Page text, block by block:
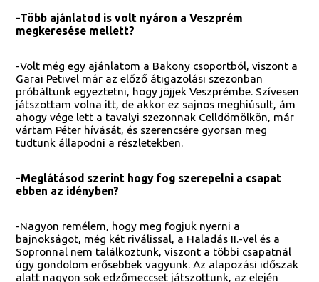
-Több ajánlatod is volt nyáron a Veszprém
megkeresése mellett?
-Volt még egy ajánlatom a Bakony csoportból, viszont a
Garai Petivel már az előző átigazolási szezonban
próbáltunk egyeztetni, hogy jöjjek Veszprémbe. Szívesen
játszottam volna itt, de akkor ez sajnos meghiúsult, ám
ahogy vége lett a tavalyi szezonnak Celldömölkön, már
vártam Péter hívását, és szerencsére gyorsan meg
tudtunk állapodni a részletekben.
-Meglátásod szerint hogy fog szerepelni a csapat
ebben az idényben?
-Nagyon remélem, hogy meg fogjuk nyerni a
bajnokságot, még két riválissal, a Haladás II.-vel és a
Sopronnal nem találkoztunk, viszont a többi csapatnál
úgy gondolom erősebbek vagyunk. Az alapozási időszak
alatt nagyon sok edzőmeccset játszottunk, az elején